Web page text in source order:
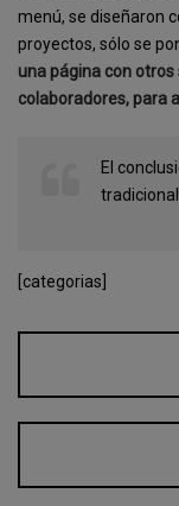
menú, se diseñaron
proyectos, sólo se
una página con
colaboradores, para
El
[categorias]